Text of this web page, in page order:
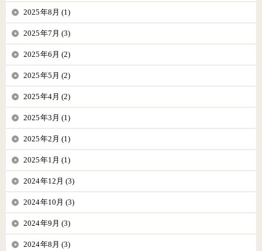
2025年8月 (1)
2025年7月 (3)
2025年6月 (2)
2025年5月 (2)
2025年4月 (2)
2025年3月 (1)
2025年2月 (1)
2025年1月 (1)
2024年12月 (3)
2024年10月 (3)
2024年9月 (3)
2024年8月 (3)